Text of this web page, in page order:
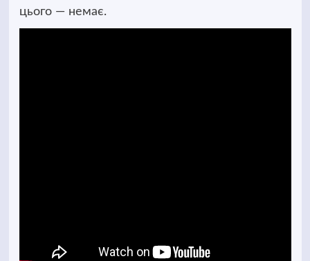
цього — немає.